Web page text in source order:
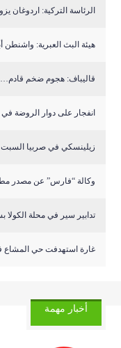
الرئاسة التركية: اردوغان
هيئة البث العبرية:
قاليباف: هجوم ضخم قادم…
انفجار على دوار الروضة
زيلينسكي في صربيا السبت
وكالة “فارس” عن مصدر
تدابير سير في محلة
غارة استهدفت حي المشاع
أخبار مهمة